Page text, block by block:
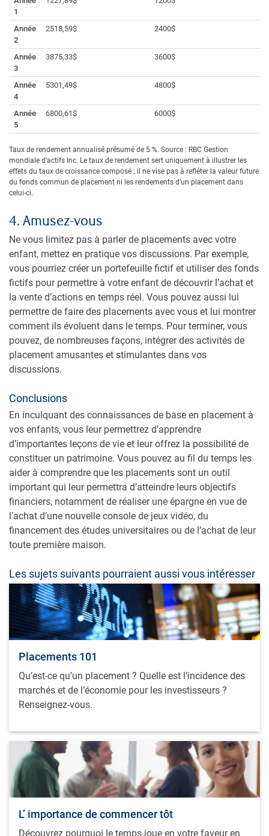
1
Année
2
2518,59$ 2400$
Année
3
3875,33$ 3600$
Année
4
5301,49$ 4800$
Année
5
6800,61$ 6000$
Taux de rendement annualisé présumé de 5 %. Source : RBC Gestion
mondiale d’actifs Inc. Le taux de rendement sert uniquement à illustrer les
effets du taux de croissance composé ; il ne vise pas à refléter la valeur future
du fonds commun de placement ni les rendements d’un placement dans
celui-ci.
4. Amusez-vous
Ne vous limitez pas à parler de placements avec votre
enfant, mettez en pratique vos discussions. Par exemple,
vous pourriez créer un portefeuille fictif et utiliser des fonds
fictifs pour permettre à votre enfant de découvrir l’achat et
la vente d’actions en temps réel. Vous pouvez aussi lui
permettre de faire des placements avec vous et lui montrer
comment ils évoluent dans le temps. Pour terminer, vous
pouvez, de nombreuses façons, intégrer des activités de
placement amusantes et stimulantes dans vos
discussions.
Conclusions
En inculquant des connaissances de base en placement à
vos enfants, vous leur permettrez d’apprendre
d’importantes leçons de vie et leur offrez la possibilité de
constituer un patrimoine. Vous pouvez au fil du temps les
aider à comprendre que les placements sont un outil
important qui leur permettra d’atteindre leurs objectifs
financiers, notamment de réaliser une épargne en vue de
l’achat d’une nouvelle console de jeux vidéo, du
financement des études universitaires ou de l’achat de leur
toute première maison.
Les sujets suivants pourraient aussi vous intéresser
Placements 101
Qu’est-ce qu’un placement ? Quelle est l’incidence des
marchés et de l’économie pour les investisseurs ?
Renseignez-vous.
L’ importance de commencer tôt
Découvrez pourquoi le temps joue en votre faveur en